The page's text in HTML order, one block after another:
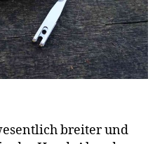
breiter und